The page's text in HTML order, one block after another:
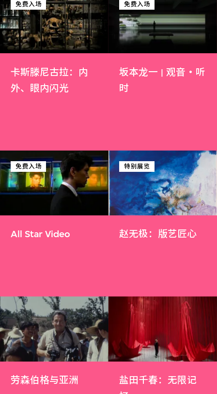
免费入场
卡斯滕尼古拉：内
外、眼内闪光
免费入场
坂本龙一 | 观音・听
时
免费入场
All Star Video
特别展览
赵无极：版艺匠心
劳森伯格与亚洲
盐田千春：无限记